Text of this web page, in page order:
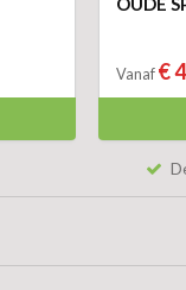
Vanaf €